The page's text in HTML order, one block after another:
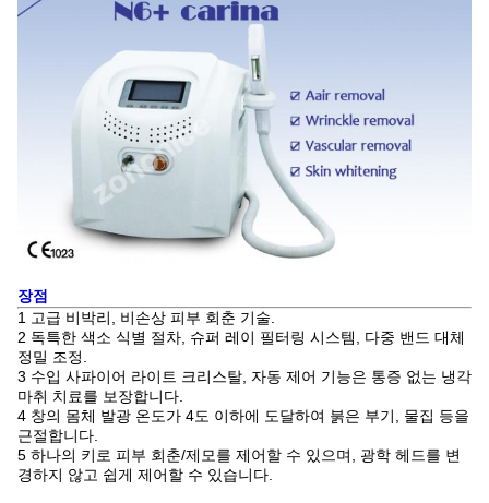
장점
1 고급 비박리, 비손상 피부 회춘 기술.
2 독특한 색소 식별 절차, 슈퍼 레이 필터링 시스템, 다중 밴드 대체
정밀 조정.
3 수입 사파이어 라이트 크리스탈, 자동 제어 기능은 통증 없는 냉각
마취 치료를 보장합니다.
4 창의 몸체 발광 온도가 4도 이하에 도달하여 붉은 부기, 물집 등을
근절합니다.
5 하나의 키로 피부 회춘/제모를 제어할 수 있으며, 광학 헤드를 변
경하지 않고 쉽게 제어할 수 있습니다.